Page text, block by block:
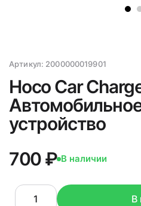
Артикул: 2000000019901
Hoco Car
устройство
700 ₽ В наличии
В